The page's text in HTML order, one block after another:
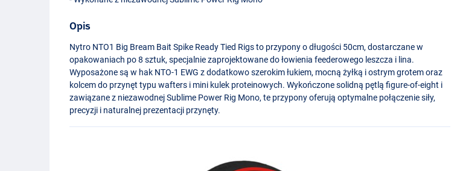
Opis
Nytro NTO1 Big Bream Bait Spike Ready Tied Rigs to przypony o długości 50cm, dostarczane w
opakowaniach po 8 sztuk, specjalnie zaprojektowane do łowienia feederowego leszcza i lina.
Wyposażone są w hak NTO-1 EWG z dodatkowo szerokim łukiem, mocną żyłką i ostrym grotem oraz
kolcem do przynęt typu wafters i mini kulek proteinowych. Wykończone solidną pętlą figure-of-eight i
zawiązane z niezawodnej Sublime Power Rig Mono, te przypony oferują optymalne połączenie siły,
precyzji i naturalnej prezentacji przynęty.